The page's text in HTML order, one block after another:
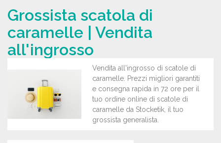
Grossista scatola di
caramelle | Vendita
all'ingrosso
Vendita all'ingrosso di scatole di
caramelle. Prezzi migliori garantiti
e consegna rapida in 72 ore per il
tuo ordine online di scatole di
caramelle da Stocketik, il tuo
grossista generalista.